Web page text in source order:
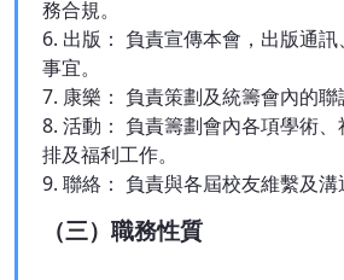
務合規。
6. 出版： 負責宣傳本會，出版通
事宜。
7. 康樂： 負責策劃及統籌會內的聯
8. 活動： 負責籌劃會內各項學術
排及福利工作。
9. 聯絡： 負責與各屆校友維繫及溝
（三）職務性質